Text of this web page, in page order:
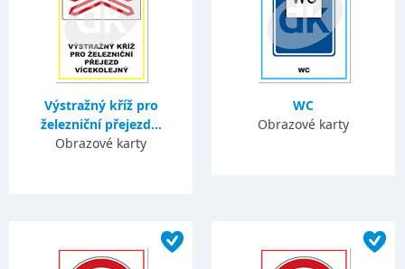
Výstražný kříž pro
železniční přejezd...
Obrazové karty
WC
Obrazové karty